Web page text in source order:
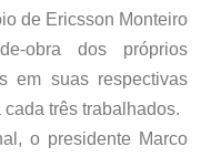
de Ericsson Monteiro
obra dos próprios
em suas respectivas
três trabalhados.
o presidente Marco